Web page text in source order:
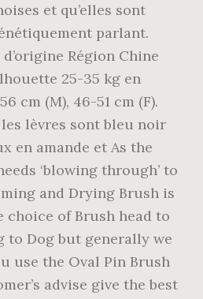
et qu’elles sont
parlant.
Région Chine
25-35 kg en
cm (M), 46-51 cm (F).
lèvres sont bleu noir
en amande et As the
‘blowing through’ to
and Drying Brush is
of Brush head to
to Dog but generally we
use the Oval Pin Brush
advise give the best